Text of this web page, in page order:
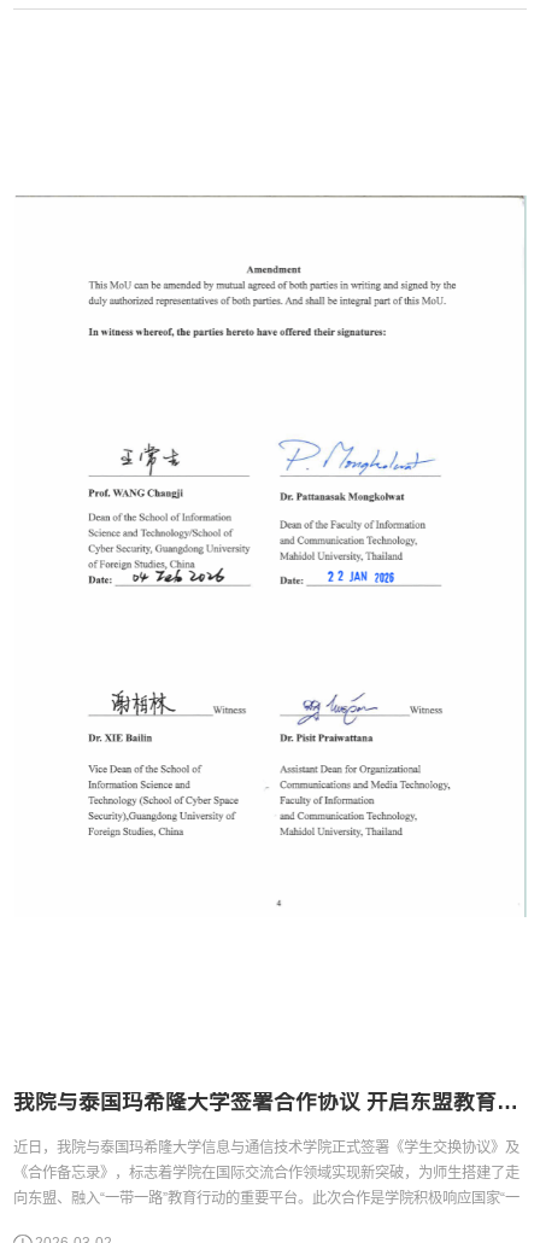
我院与泰国玛希隆大学签署合作协议 开启东盟教育合作新篇章
近日，我院与泰国玛希隆大学信息与通信技术学院正式签署《学生交换协议》及
《合作备忘录》，标志着学院在国际交流合作领域实现新突破，为师生搭建了走
向东盟、融入“一带一路”教育行动的重要平台。此次合作是学院积极响应国家“一